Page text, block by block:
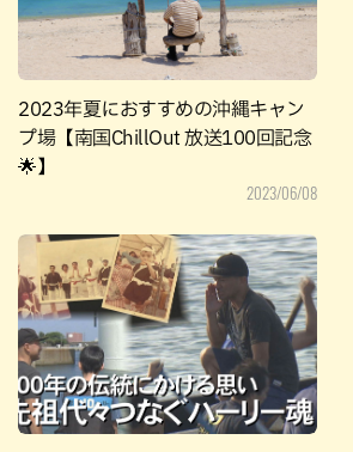
2023年夏におすすめの沖縄キャン
プ場【南国ChillOut 放送100回記念
🌟】
2023/06/08